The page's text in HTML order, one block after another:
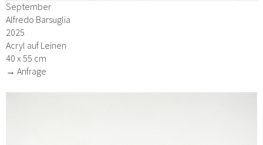
September
Alfredo Barsuglia
2025
Acryl auf Leinen
40 x 55 cm
→ Anfrage